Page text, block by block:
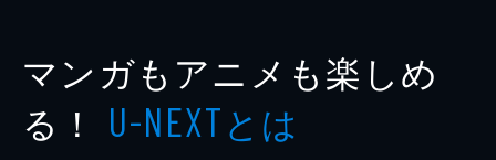
マンガもアニメも楽しめ
る！ U-NEXTとは